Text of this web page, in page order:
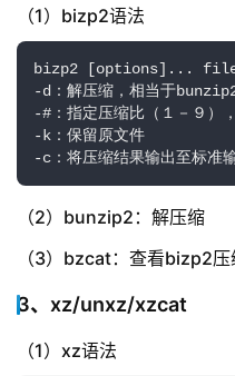
（1）bizp2语法
bizp2 [options]...
-d：解压缩，相当于
-#：指定压缩比（１－９）
-k：保留原文件
-c：将压缩结果输出至标准
（2）bunzip2：解压缩
（3）bzcat：查看bizp2
3、xz/unxz/xzcat
（1）xz语法